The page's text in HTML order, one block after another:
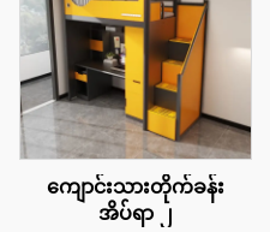
ကျောင်းသားတိုက်ခန်း
အိပ်ရာ ၂